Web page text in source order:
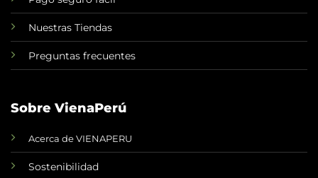
Nuestras Tiendas
Preguntas frecuentes
Sobre VienaPerú
Acerca de VIENAPERU
Sostenibilidad